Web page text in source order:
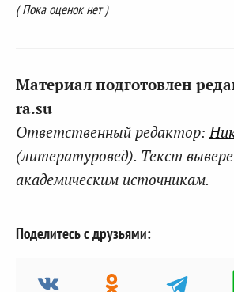
( Пока оценок нет )
Материал подготовлен
ra.su
Ответственный редактор:
(литературовед). Текст
академическим источникам.
Поделитесь с друзьями: